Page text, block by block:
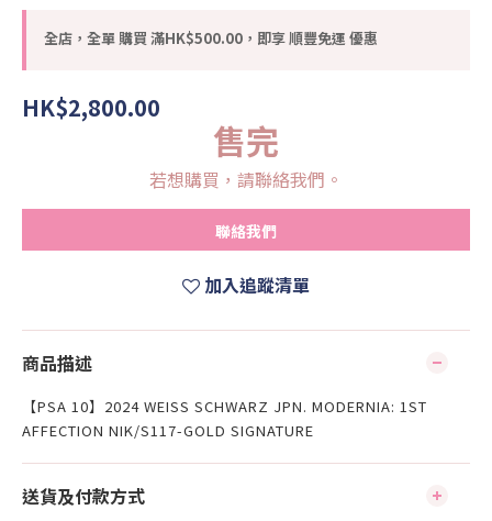
全店，全單 購買 滿HK$500.00，即享 順豐免運 優惠
HK$2,800.00
售完
若想購買，請聯絡我們。
聯絡我們
加入追蹤清單
商品描述
【PSA 10】2024 WEISS SCHWARZ JPN. MODERNIA: 1ST
AFFECTION NIK/S117-GOLD SIGNATURE
送貨及付款方式